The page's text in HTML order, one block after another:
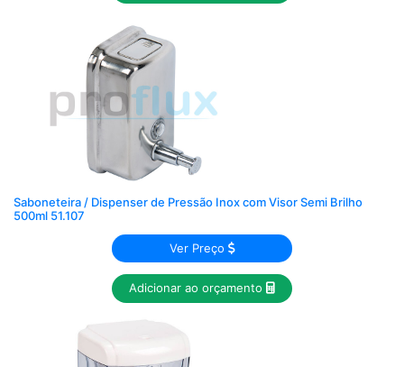
Saboneteira / Dispenser de Pressão Inox com Visor Semi Brilho
500ml 51.107
Ver Preço
Adicionar ao orçamento